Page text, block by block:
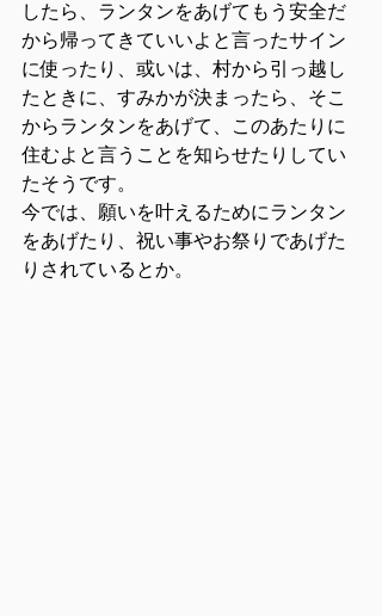
したら、ランタンをあげてもう安全だ
から帰ってきていいよと言ったサイン
に使ったり、或いは、村から引っ越し
たときに、すみかが決まったら、そこ
からランタンをあげて、このあたりに
住むよと言うことを知らせたりしてい
たそうです。
今では、願いを叶えるためにランタン
をあげたり、祝い事やお祭りであげた
りされているとか。